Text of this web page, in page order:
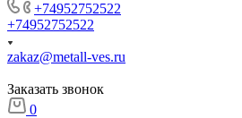
+74952752522
+74952752522
zakaz@metall-ves.ru
Заказать звонок
0